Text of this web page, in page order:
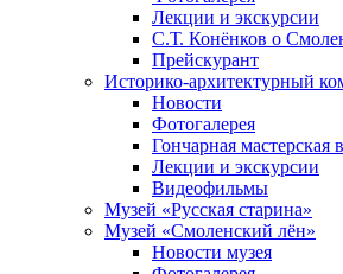
Лекции и экскурсии
С.Т. Конёнков о
Прейскурант
Историко-архитектурный
Новости
Фотогалерея
Гончарная мастерская
Лекции и экскурсии
Видеофильмы
Музей «Русская старина»
Музей «Смоленский лён»
Новости музея